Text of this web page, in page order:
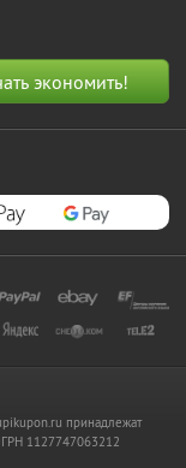
принадлежат
1127747063212